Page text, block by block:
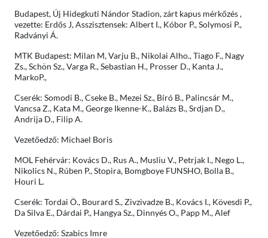
Budapest, Új Hidegkuti Nándor Stadion, zárt kapus mérkőzés ,
vezette: Erdős J, Asszisztensek: Albert I., Kóbor P., Solymosi P.,
Radványi Á.
MTK Budapest: Milan M, Varju B., Nikolai Alho., Tiago F., Nagy
Zs., Schön Sz., Varga R., Sebastian H., Prosser D., Kanta J.,
MarkoP.,
Cserék: Somodi B., Cseke B., Mezei Sz., Bíró B., Palincsár M.,
Vancsa Z., Kata M., George Ikenne-K., Balázs B., Srdjan D.,
Andrija D., Filip A.
Vezetőedző: Michael Boris
MOL Fehérvár: Kovács D., Rus A., Musliu V., Petrjak I., Nego L.,
Nikolics N., Rúben P., Stopira, Bomgboye FUNSHO, Bolla B.,
Houri L.
Cserék: Tordai Ö., Bourard S., Zivzivadze B., Kovács I., Kövesdi P.,
Da Silva E., Dárdai P., Hangya Sz., Dinnyés O., Papp M., Alef
Vezetőedző: Szabics Imre